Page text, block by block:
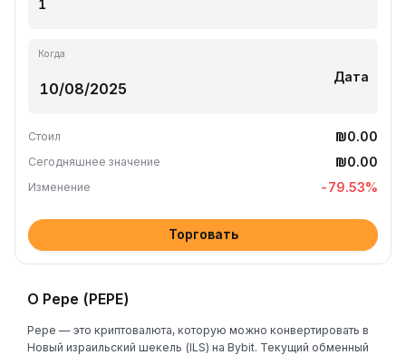
Когда
Дата
Стоил ₪0.00
Сегодняшнее значение ₪0.00
Изменение -79.53%
Торговать
О Pepe (PEPE)
Pepe — это криптовалюта, которую можно конвертировать в
Новый израильский шекель (ILS) на Bybit. Текущий обменный